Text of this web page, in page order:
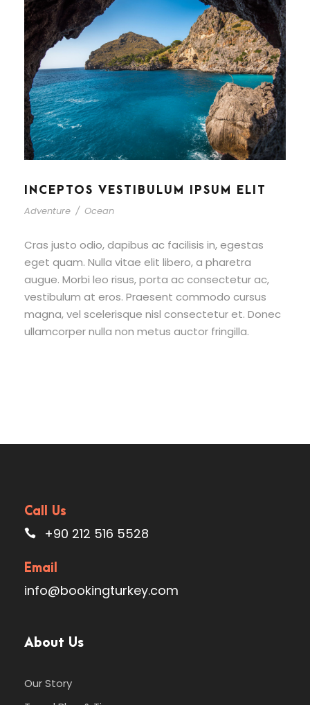
INCEPTOS VESTIBULUM IPSUM ELIT
Adventure / Ocean
Cras justo odio, dapibus ac facilisis in, egestas
eget quam. Nulla vitae elit libero, a pharetra
augue. Morbi leo risus, porta ac consectetur ac,
vestibulum at eros. Praesent commodo cursus
magna, vel scelerisque nisl consectetur et. Donec
ullamcorper nulla non metus auctor fringilla.
Call Us
+90 212 516 5528
Email
info@bookingturkey.com
About Us
Our Story